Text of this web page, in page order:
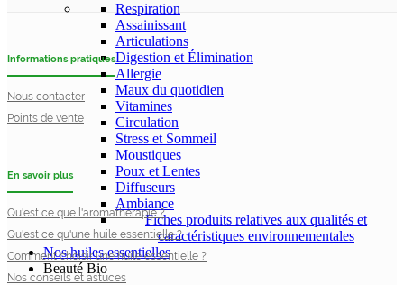
Respiration
Assainissant
Articulations
Digestion et Élimination
Allergie
Maux du quotidien
Vitamines
Circulation
Stress et Sommeil
Moustiques
Poux et Lentes
Diffuseurs
Ambiance
Fiches produits relatives aux qualités et
caractéristiques environnementales
Nos huiles essentielles
Beauté Bio
Informations pratiques
Nous contacter
Points de vente
En savoir plus
Qu'est ce que l'aromathérapie ?
Qu'est ce qu'une huile essentielle ?
Comment choisir une huile essentielle ?
Nos conseils et astuces